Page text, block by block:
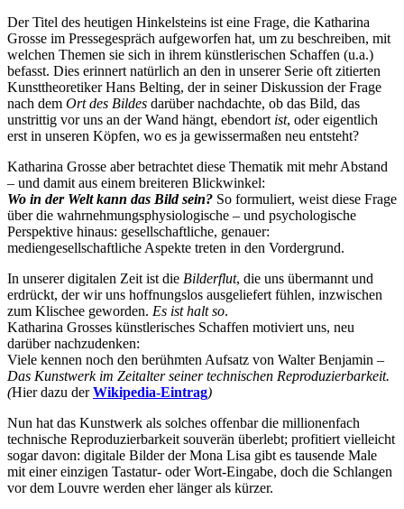
Buchbesprechungen von Harald Schwiers
Haralds Streifzüge
Hörtipps von Harald Schwiers
Kunstausflüge mit Sigrid Balke
Marc Peschke – Out of The Länd
Hausbesuche
Frederick D. Bunsen – Kunst
Bildergeschichten von Jürgen Linde und Dietmar
Zankel
Kunsttheorie: Kunstführer und Flugschwein
Kunst geht weiter.
Der Titel des heutigen Hinkelsteins ist eine Frage, die Katharina
Grosse im Pressegespräch aufgeworfen hat, um zu beschreiben, mit
welchen Themen sie sich in ihrem künstlerischen Schaffen (u.a.)
befasst. Dies erinnert natürlich an den in unserer Serie oft zitierten
Kunsttheoretiker Hans Belting, der in seiner Diskussion der Frage
nach dem Ort des Bildes darüber nachdachte, ob das Bild, das
unstrittig vor uns an der Wand hängt, ebendort ist, oder eigentlich
erst in unseren Köpfen, wo es ja gewissermaßen neu entsteht?
Katharina Grosse aber betrachtet diese Thematik mit mehr Abstand
– und damit aus einem breiteren Blickwinkel:
Wo in der Welt kann das Bild sein? So formuliert, weist diese Frage
über die wahrnehmungsphysiologische – und psychologische
Perspektive hinaus: gesellschaftliche, genauer:
mediengesellschaftliche Aspekte treten in den Vordergrund.
In unserer digitalen Zeit ist die Bilderflut, die uns übermannt und
erdrückt, der wir uns hoffnungslos ausgeliefert fühlen, inzwischen
zum Klischee geworden. Es ist halt so.
Katharina Grosses künstlerisches Schaffen motiviert uns, neu
darüber nachzudenken:
Viele kennen noch den berühmten Aufsatz von Walter Benjamin –
Das Kunstwerk im Zeitalter seiner technischen Reproduzierbarkeit.
(Hier dazu derWikipedia-Eintrag)
Nun hat das Kunstwerk als solches offenbar die millionenfach
technische Reproduzierbarkeit souverän überlebt; profitiert vielleicht
sogar davon: digitale Bilder der Mona Lisa gibt es tausende Male
mit einer einzigen Tastatur- oder Wort-Eingabe, doch die Schlangen
vor dem Louvre werden eher länger als kürzer.